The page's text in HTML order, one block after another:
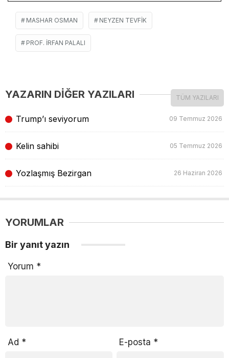
MASHAR OSMAN NEYZEN TEVFIK
PROF. IRFAN PALALI
YAZARIN DİĞER YAZILARI TÜM YAZILARI
Trump’ı seviyorum 09 Temmuz 2026
Kelin sahibi 05 Temmuz 2026
Yozlaşmış Bezirgan 26 Haziran 2026
YORUMLAR
Bir yanıt yazın
Yorum *
Ad * E-posta *